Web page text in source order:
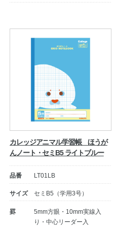
カレッジアニマル学習帳 ほうが
んノート・セミB5 ライトブルー
品番 LT01LB
サイズ セミB5（学用3号）
罫
5mm方眼・10mm実線入
り・中心リーダー入